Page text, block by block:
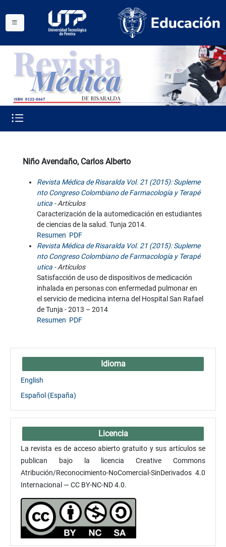
Niño Avendaño, Carlos Alberto
Revista Médica de Risaralda Vol. 21 (2015): Supleme
nto Congreso Colombiano de Farmacología y Terapé
utica- Artículos
Caracterización de la automedicación en estudiantes
de ciencias de la salud. Tunja 2014.
Resumen PDF
Revista Médica de Risaralda Vol. 21 (2015): Supleme
nto Congreso Colombiano de Farmacología y Terapé
utica- Artículos
Satisfacción de uso de dispositivos de medicación
inhalada en personas con enfermedad pulmonar en
el servicio de medicina interna del Hospital San Rafael
de Tunja - 2013 – 2014
Resumen PDF
Idioma
English
Español (España)
Licencia
La revista es de acceso abierto gratuito y sus artículos se
publican bajo la licencia Creative Commons
Atribución/Reconocimiento-NoComercial-SinDerivados 4.0
Internacional — CC BY-NC-ND 4.0.